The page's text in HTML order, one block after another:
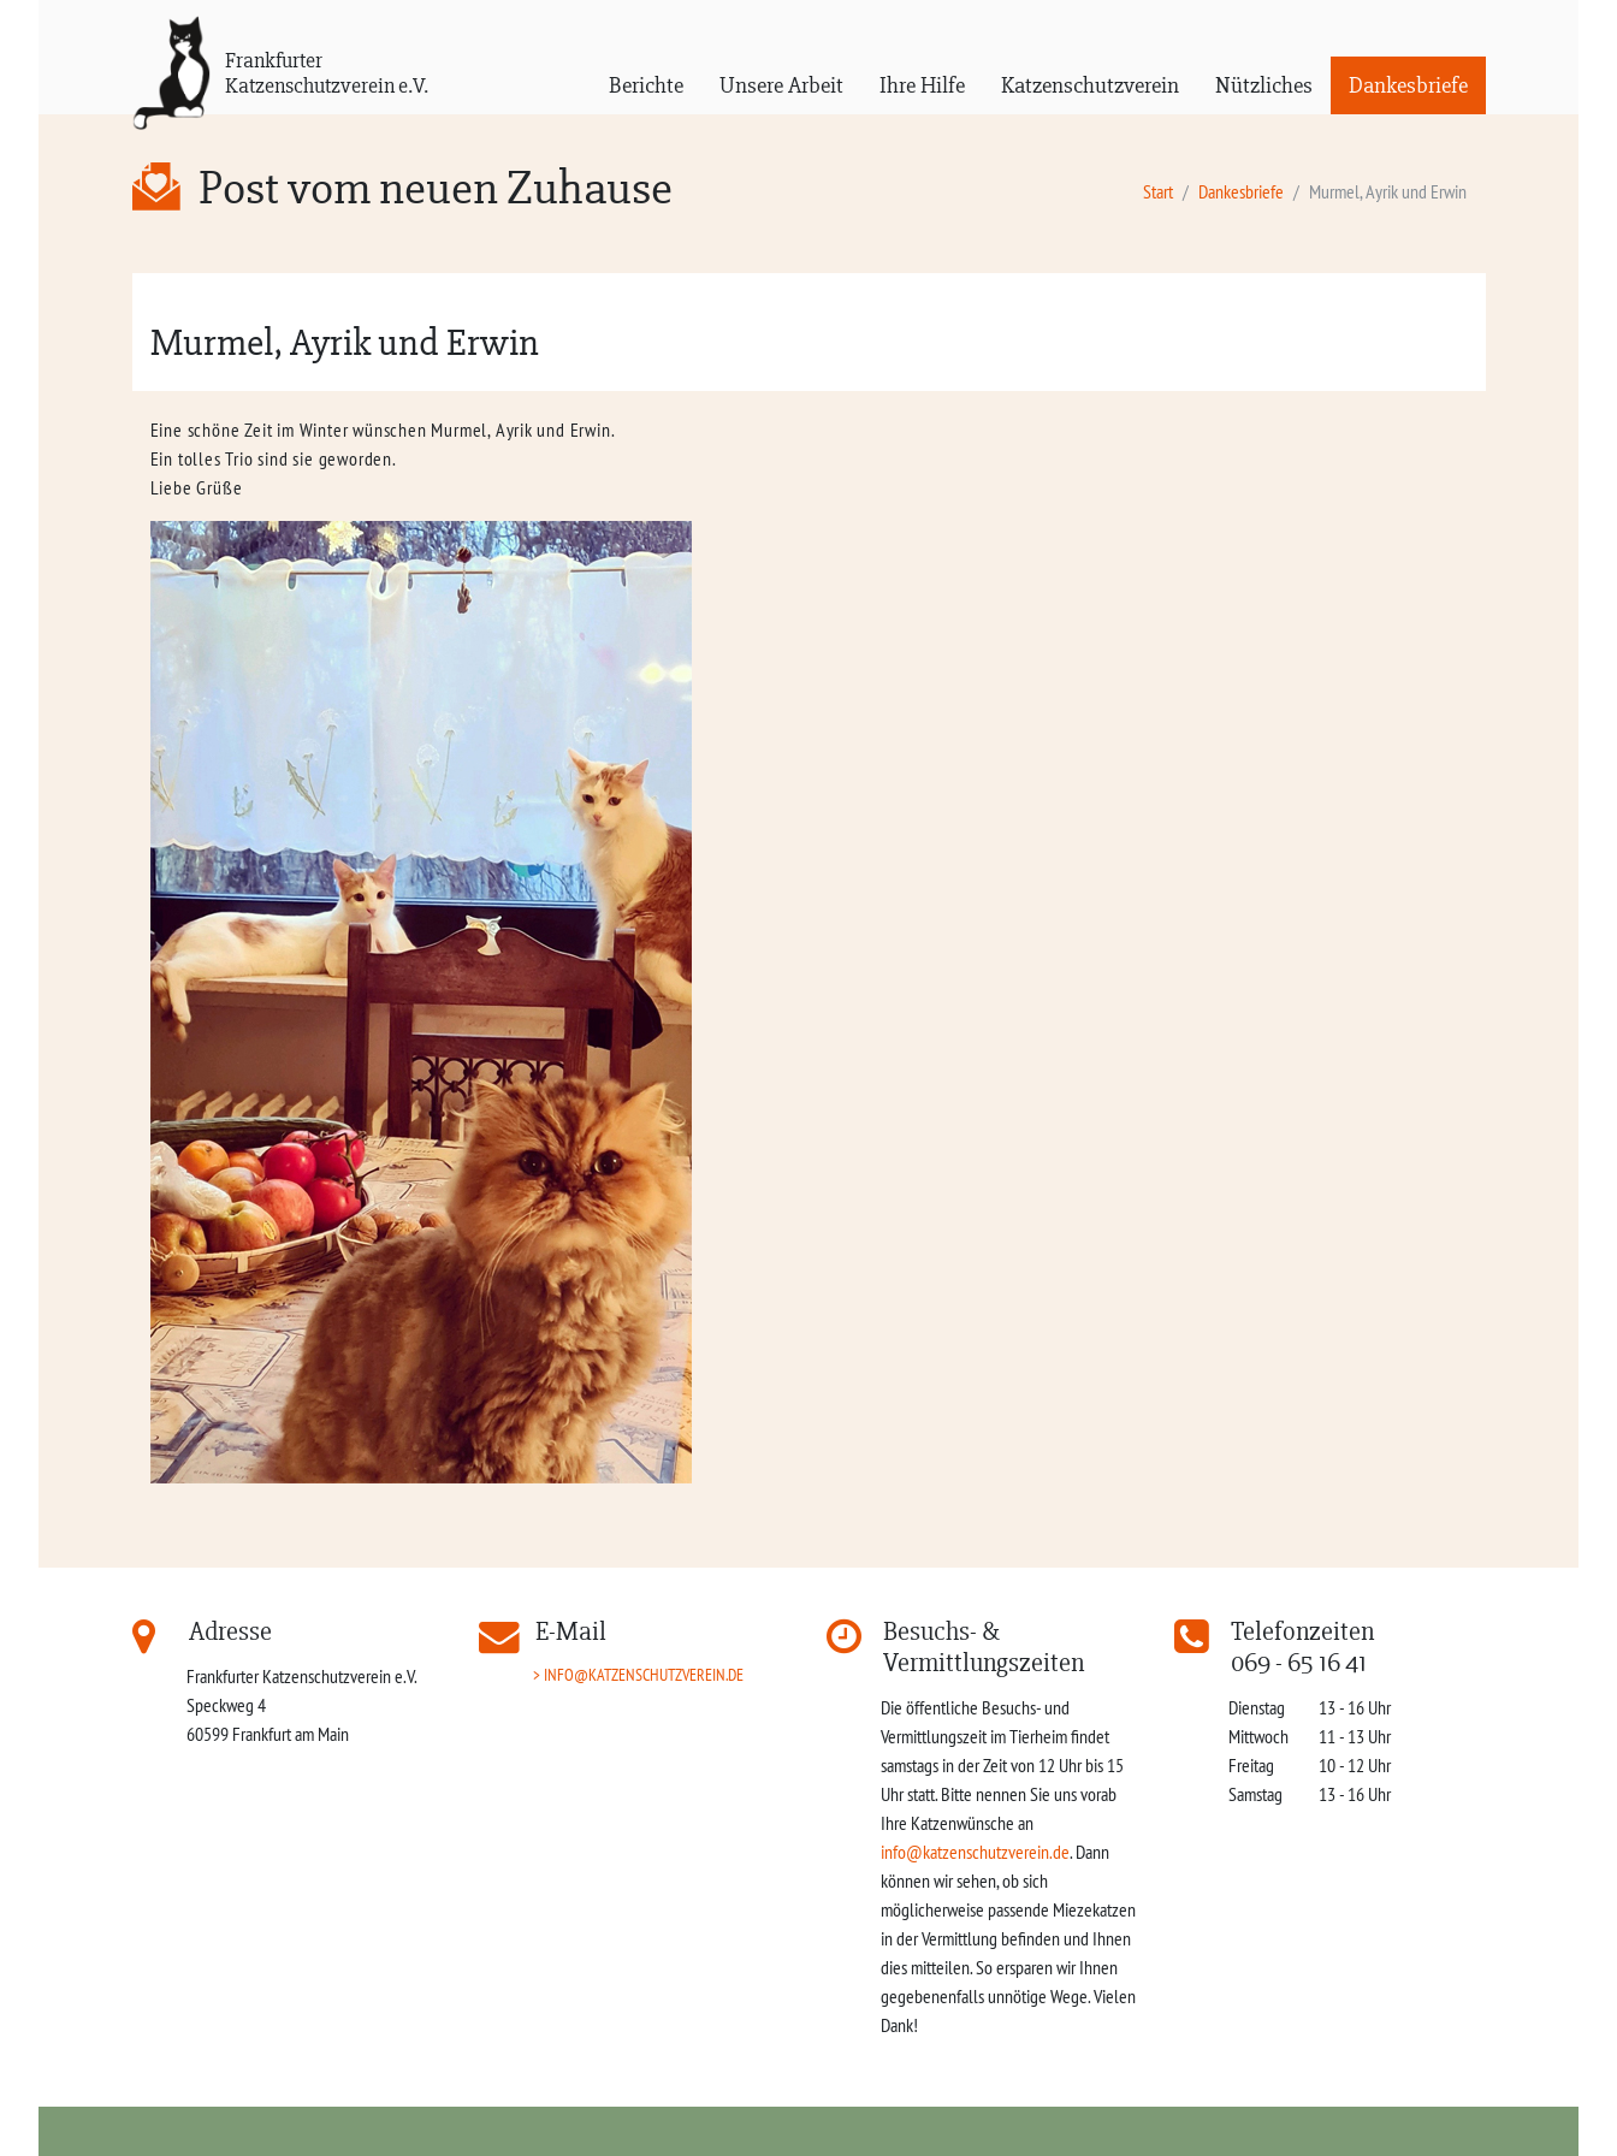
Frankfurter
Katzenschutzverein e.V.
Berichte Unsere Arbeit Ihre Hilfe Katzenschutzverein Nützliches Dankesbriefe
Post vom neuen Zuhause Start Dankesbriefe Murmel, Ayrik und Erwin
Murmel, Ayrik und Erwin
Eine schöne Zeit im Winter wünschen Murmel, Ayrik und Erwin.
Ein tolles Trio sind sie geworden.
Liebe Grüße
Adresse
Frankfurter Katzenschutzverein e.V.
Speckweg 4
60599 Frankfurt am Main
E-Mail
INFO@KATZENSCHUTZVEREIN.DE
Besuchs- &
Vermittlungszeiten
Die öffentliche Besuchs- und
Vermittlungszeit im Tierheim findet
samstags in der Zeit von 12 Uhr bis 15
Uhr statt. Bitte nennen Sie uns vorab
Ihre Katzenwünsche an
info@katzenschutzverein.de. Dann
können wir sehen, ob sich
möglicherweise passende Miezekatzen
in der Vermittlung befinden und Ihnen
dies mitteilen. So ersparen wir Ihnen
gegebenenfalls unnötige Wege. Vielen
Dank!
Telefonzeiten
069 - 65 16 41
Dienstag
13 - 16 Uhr
Mittwoch
11 - 13 Uhr
Freitag
10 - 12 Uhr
Samstag
13 - 16 Uhr